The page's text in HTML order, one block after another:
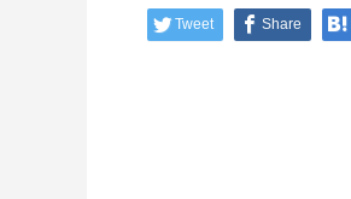
Tweet Share